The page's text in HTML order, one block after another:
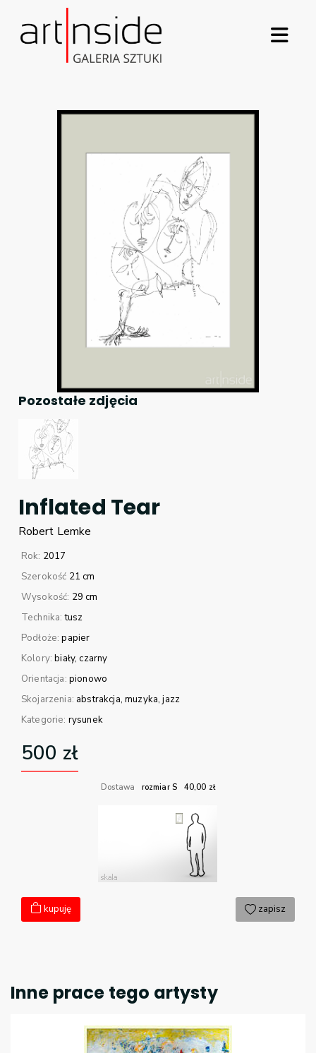
Pozostałe zdjęcia
Inflated Tear
Robert Lemke
Rok: 2017
Szerokość 21 cm
Wysokość: 29 cm
Technika:tusz
Podłoże:papier
Kolory:biały czarny
Orientacja: pionowo
Skojarzenia: abstrakcja muzyka jazz
Kategorie: rysunek
500 zł
Dostawa rozmiar S 40,00 zł
kupuję zapisz
Inne prace tego artysty